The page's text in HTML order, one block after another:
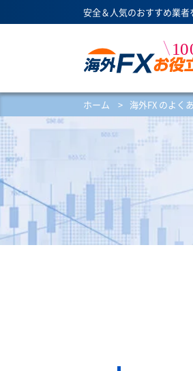
安全＆人気のおすすめ業者
ホーム > 海外FX のよく